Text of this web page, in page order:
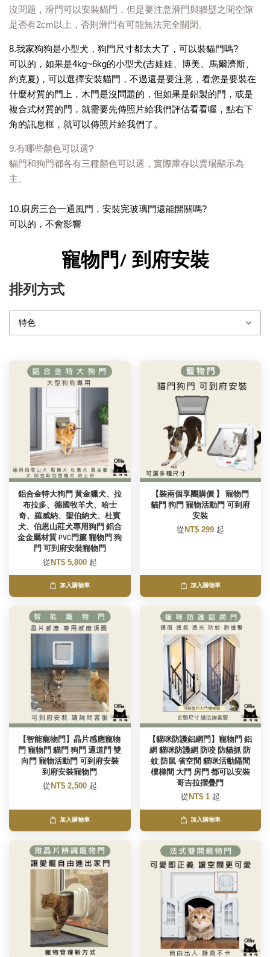
沒問題，滑門可以安裝貓門，但是要注意滑門與牆壁之間空隙
是否有2cm以上，否則滑門有可能無法完全關閉。
8.我家狗狗是小型犬，狗門尺寸都太大了，可以裝貓門嗎?
可以的，如果是4kg~6kg的小型犬(吉娃娃、博美、馬爾濟斯、
約克夏)，可以選擇安裝貓門，不過還是要注意，看您是要裝在
什麼材質的門上，木門是沒問題的，但如果是鋁製的門，或是
複合式材質的門，就需要先傳照片給我們評估看看喔，點右下
角的訊息框，就可以傳照片給我們了。
9.有哪些顏色可以選?
貓門和狗門都各有三種顏色可以選，實際庫存以賣場顯示為
主。
10.廚房三合一通風門，安裝完玻璃門還能開關嗎?
可以的，不會影響
寵物門/ 到府安裝
排列方式
鋁合金特大狗門 黃金獵犬、拉
布拉多、德國牧羊犬、哈士
奇、羅威納、聖伯納犬、杜賓
犬、伯恩山莊犬專用狗門 鋁合
金金屬材質 PVC門簾 寵物門 狗
門 可到府安裝寵物門
從 NT$ 5,800 起
加入購物車
【裝兩個享團購價 】 寵物門
貓門 狗門 寵物活動門 可到府
安裝
從 NT$ 299 起
加入購物車
【智能寵物門】晶片感應寵物
門 寵物門 貓門 狗門 通道門 雙
向門 寵物活動門 可到府安裝
到府安裝寵物門
從 NT$ 2,500 起
加入購物車
【貓咪防護鋁網門】寵物門 鋁
網 貓咪防護網 防咬 防貓抓 防
蚊 防鼠 省空間 貓咪活動隔間
樓梯間 大門 房門 都可以安裝
哥吉拉摺疊門
從 NT$ 1 起
加入購物車